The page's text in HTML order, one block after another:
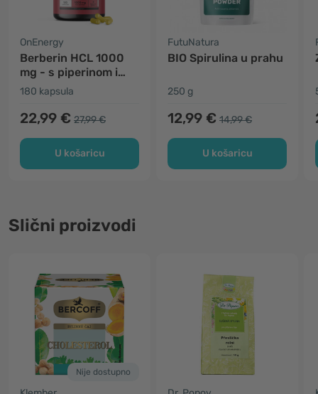
OnEnergy
Berberin HCL 1000
mg - s piperinom i
kromom
180 kapsula
22,99 € 27,99 €
U košaricu
FutuNatura
BIO Spirulina u prahu
250 g
12,99 € 14,99 €
U košaricu
Slični proizvodi
Nije dostupno